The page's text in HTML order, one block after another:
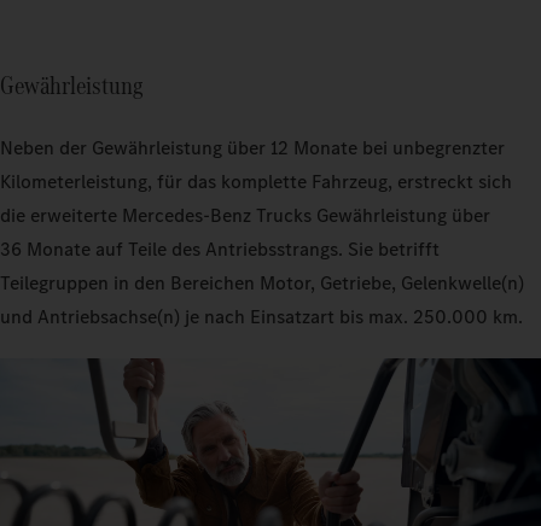
Gewährleistung
Neben der Gewährleistung über 12 Monate bei unbegrenzter
Kilometerleistung, für das komplette Fahrzeug, erstreckt sich
die erweiterte Mercedes‑Benz Trucks Gewährleistung über
36 Monate auf Teile des Antriebsstrangs. Sie betrifft
Teilegruppen in den Bereichen Motor, Getriebe, Gelenkwelle(n)
und Antriebsachse(n) je nach Einsatzart bis max. 250.000 km.